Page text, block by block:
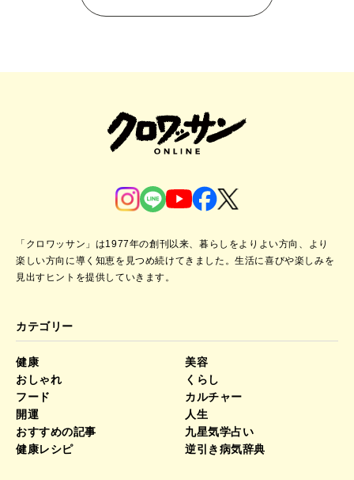
「クロワッサン」は1977年の創刊以来、暮らしをよりよい方向、より
楽しい方向に導く知恵を見つめ続けてきました。生活に喜びや楽しみを
見出すヒントを提供していきます。
カテゴリー
健康
美容
おしゃれ
くらし
フード
カルチャー
開運
人生
おすすめの記事
九星気学占い
健康レシピ
逆引き病気辞典